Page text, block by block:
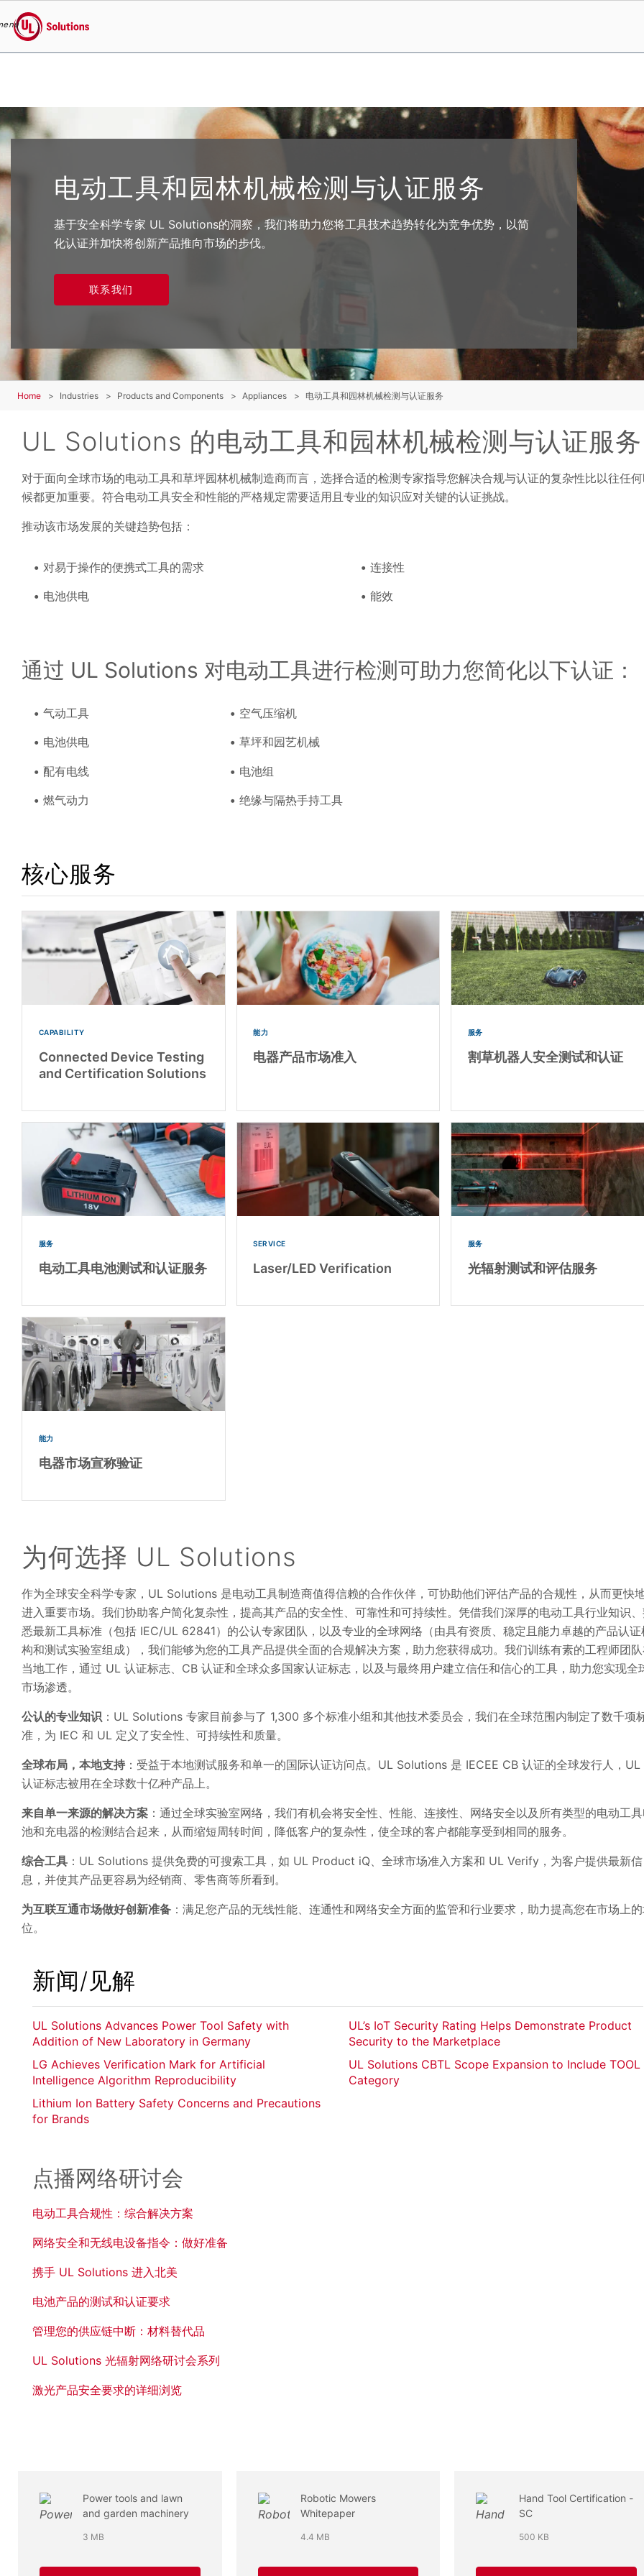
UL Solutions
电动工具和园林机械检测与认证服务
基于安全科学专家 UL Solutions的洞察，我们将助力您将工具技术趋势转化为竞争优势，以简
化认证并加快将创新产品推向市场的步伐。
联系我们
Home Industries Products and Components Appliances 电动工具和园林机械检测与认证服务
UL Solutions 的电动工具和园林机械检测与认证服务
对于面向全球市场的电动工具和草坪园林机械制造商而言，选择合适的检测专家指导您解决合规与认证的复杂性比以往任
候都更加重要。符合电动工具安全和性能的严格规定需要适用且专业的知识应对关键的认证挑战。
推动该市场发展的关键趋势包括：
对易于操作的便携式工具的需求
电池供电
连接性
能效
通过 UL Solutions 对电动工具进行检测可助力您简化以下认证：
气动工具
电池供电
配有电线
燃气动力
空气压缩机
草坪和园艺机械
电池组
绝缘与隔热手持工具
核心服务
CAPABILITY
Connected Device Testing
and Certification Solutions
能力
电器产品市场准入
服务
割草机器人安全测试和认证
服务
电动工具电池测试和认证服务
SERVICE
Laser/LED Verification
服务
光辐射测试和评估服务
能力
电器市场宣称验证
为何选择 UL Solutions
作为全球安全科学专家，UL Solutions 是电动工具制造商值得信赖的合作伙伴，可协助他们评估产品的合规性，从而更快
进入重要市场。我们协助客户简化复杂性，提高其产品的安全性、可靠性和可持续性。凭借我们深厚的电动工具行业知识
悉最新工具标准（包括 IEC/UL 62841）的公认专家团队，以及专业的全球网络（由具有资质、稳定且能力卓越的产品认证
构和测试实验室组成），我们能够为您的工具产品提供全面的合规解决方案，助力您获得成功。我们训练有素的工程师团
当地工作，通过 UL 认证标志、CB 认证和全球众多国家认证标志，以及与最终用户建立信任和信心的工具，助力您实现全
市场渗透。
公认的专业知识 ：UL Solutions 专家目前参与了 1,300 多个标准小组和其他技术委员会，我们在全球范围内制定了数千项
准，为 IEC 和 UL 定义了安全性、可持续性和质量。
全球布局，本地支持 ：受益于本地测试服务和单一的国际认证访问点。UL Solutions 是 IECEE CB 认证的全球发行人，UL
认证标志被用在全球数十亿种产品上。
来自单一来源的解决方案 ：通过全球实验室网络，我们有机会将安全性、性能、连接性、网络安全以及所有类型的电动工
池和充电器的检测结合起来，从而缩短周转时间，降低客户的复杂性，使全球的客户都能享受到相同的服务。
综合工具 ：UL Solutions 提供免费的可搜索工具，如 UL Product iQ、全球市场准入方案和 UL Verify，为客户提供最新信
息，并使其产品更容易为经销商、零售商等所看到。
为互联互通市场做好创新准备 ：满足您产品的无线性能、连通性和网络安全方面的监管和行业要求，助力提高您在市场上
位。
新闻/见解
UL Solutions Advances Power Tool Safety with
Addition of New Laboratory in Germany
LG Achieves Verification Mark for Artificial
Intelligence Algorithm Reproducibility
Lithium Ion Battery Safety Concerns and Precautions
for Brands
UL’s IoT Security Rating Helps Demonstrate Product
Security to the Marketplace
UL Solutions CBTL Scope Expansion to Include TOOL
Category
点播网络研讨会
电动工具合规性：综合解决方案
网络安全和无线电设备指令：做好准备
携手 UL Solutions 进入北美
电池产品的测试和认证要求
管理您的供应链中断：材料替代品
UL Solutions 光辐射网络研讨会系列
激光产品安全要求的详细浏览
Power tools and lawn
and garden machinery
3 MB
Robotic Mowers
Whitepaper
4.4 MB
Hand Tool Certification -
SC
500 KB